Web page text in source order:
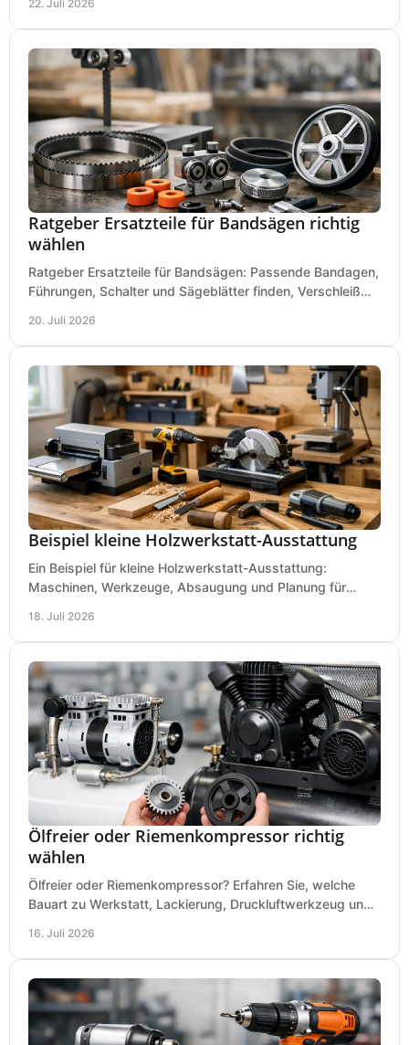
22. Juli 2026
Ratgeber Ersatzteile für Bandsägen richtig
wählen
Ratgeber Ersatzteile für Bandsägen: Passende Bandagen,
Führungen, Schalter und Sägeblätter finden, Verschleiß
20. Juli 2026
Beispiel kleine Holzwerkstatt-Ausstattung
Ein Beispiel für kleine Holzwerkstatt-Ausstattung:
Maschinen, Werkzeuge, Absaugung und Planung für
18. Juli 2026
Ölfreier oder Riemenkompressor richtig
wählen
Ölfreier oder Riemenkompressor? Erfahren Sie, welche
Bauart zu Werkstatt, Lackierung, Druckluftwerkzeug und
16. Juli 2026